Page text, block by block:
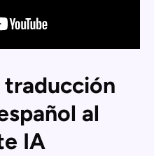
traducción
al
IA